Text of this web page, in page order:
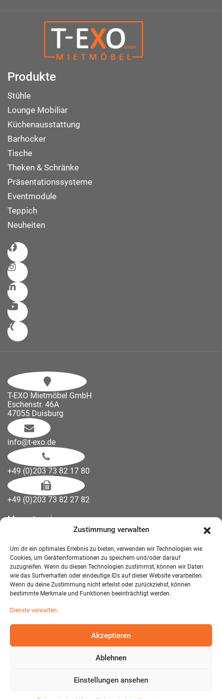
Zustimmung verwalten
Um dir ein optimales Erlebnis zu bieten, verwenden wir Technologien wie
Cookies, um Geräteinformationen zu speichern und/oder darauf
zuzugreifen. Wenn du diesen Technologien zustimmst, können wir Daten
wie das Surfverhalten oder eindeutige IDs auf dieser Website verarbeiten.
Wenn du deine Zustimmung nicht erteilst oder zurückziehst, können
bestimmte Merkmale und Funktionen beeinträchtigt werden.
Dienste verwalten
Akzeptieren
Ablehnen
Einstellungen ansehen
Produkte
Stühle
Lounge Mobiliar
Küchenausstattung
Barhocker
Tische
Theken & Schränke
Präsentationssysteme
Eventmodule
Teppich
Neuheiten
T-EXO Mietmöbel GmbH
Eschenstr. 46A
47055 Duisburg
info@t-exo.de
+49 (0)203 73 82 17 80
+49 (0)203 73 82 27 82
Messetermine
Downloads
Wandelemente
Über uns
Impressum
AGB Mietmöbel
Datenschutzerklärung
© 2026 T-EXO GmbH Mietmöbel - Alle Rechte vorbehalten.